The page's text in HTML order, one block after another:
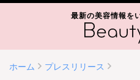
最新の美容情報を
ホーム プレスリリース